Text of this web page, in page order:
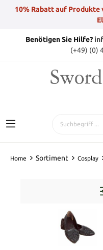
10% Rabatt auf Produkte
Benötigen Sie Hilfe?
(+49) (0)
Home Sortiment Cosplay